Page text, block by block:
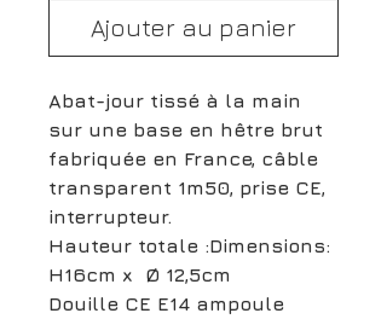
Ajouter au panier
Abat-jour tissé à la main
sur une base en hêtre brut
fabriquée en France, câble
transparent 1m50, prise CE,
interrupteur.
Hauteur totale :Dimensions:
H16cm x Ø 12,5cm
Douille CE E14 ampoule